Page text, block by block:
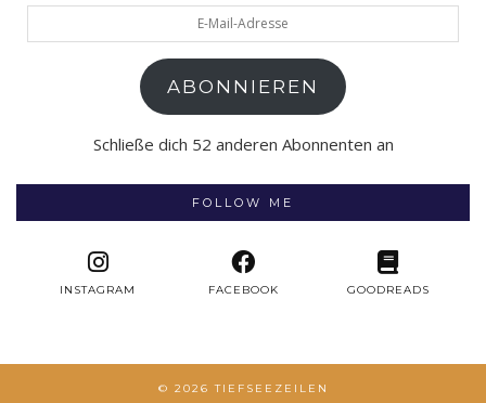
Mail-
ABONNIEREN
Schließe dich 52 anderen Abonnenten an
FOLLOW ME
INSTAGRAM FACEBOOK GOODREADS
© 2026TIEFSEEZEILEN